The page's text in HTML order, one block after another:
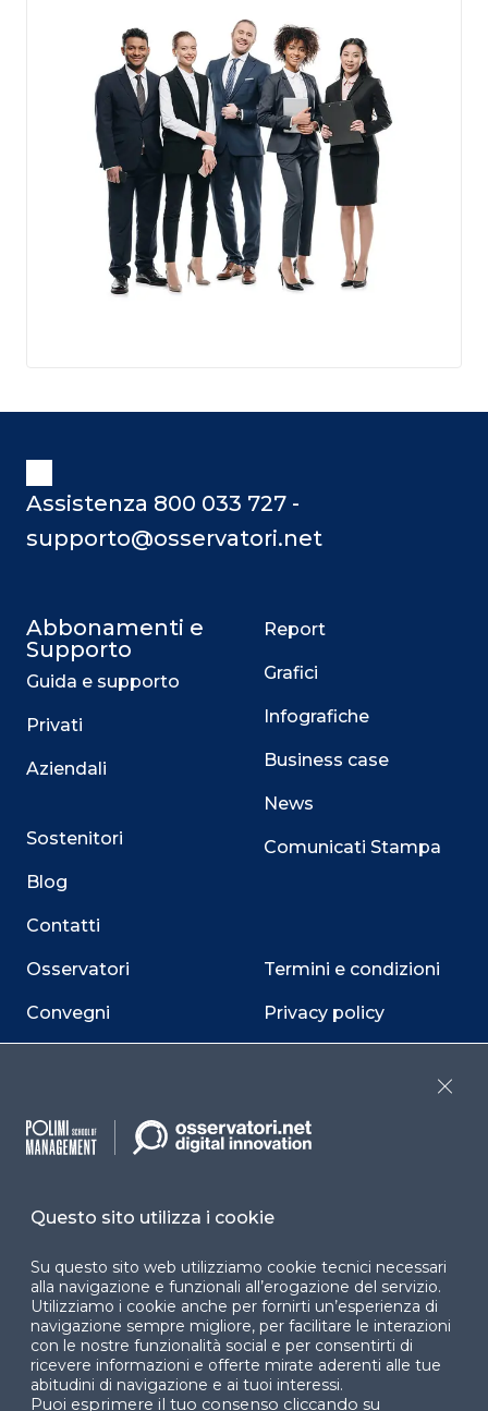
Assistenza 800 033 727 -
supporto@osservatori.net
Abbonamenti e
Supporto
Guida e supporto
Privati
Aziendali
Sostenitori
Blog
Contatti
Osservatori
Convegni
Report
Grafici
Infografiche
Business case
News
Comunicati Stampa
Termini e condizioni
Privacy policy
Dichiarazione di
Cookie Center
Facebook LinkedIn
Questo sito utilizza i cookie
Su questo sito web utilizziamo cookie tecnici necessari
alla navigazione e funzionali all’erogazione del servizio.
Utilizziamo i cookie anche per fornirti un’esperienza di
navigazione sempre migliore, per facilitare le interazioni
con le nostre funzionalità social e per consentirti di
ricevere informazioni e offerte mirate aderenti alle tue
abitudini di navigazione e ai tuoi interessi.
Puoi esprimere il tuo consenso cliccando su